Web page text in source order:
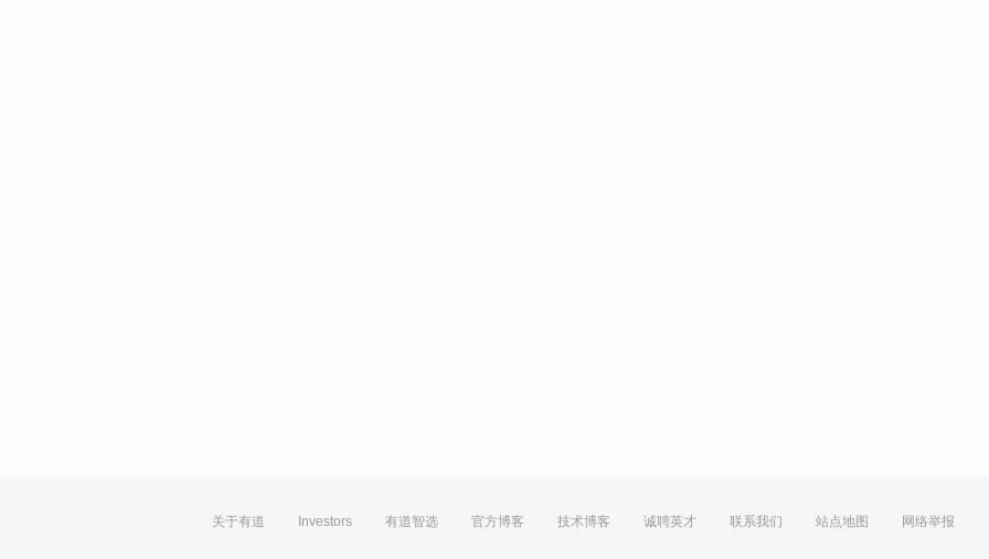
关于有道 Investors 有道智选 官方博客 技术博客 诚聘英才 联系我们 站点地图 网络举报